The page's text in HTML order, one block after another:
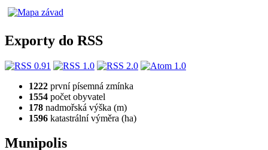
Exporty do RSS
1222 první písemná zmínka
1554 počet obyvatel
178 nadmořská výška (m)
1596 katastrální výměra (ha)
Munipolis